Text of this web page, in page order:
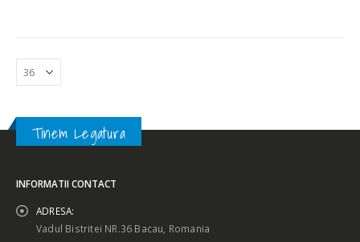
Tinem Legatura
INFORMATII CONTACT
ADRESA:
Vadul Bistritei NR.36 Bacau, Romania